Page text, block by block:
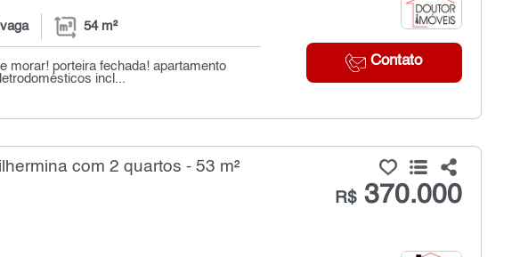
Contato
54 m²
morar! porteira fechada! apartamento
incl...
com 2 quartos - 53 m²
R$370.000